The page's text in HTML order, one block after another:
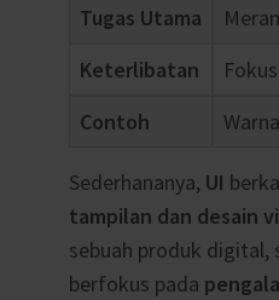
Tugas Utama
Keterlibatan
Contoh
Sederhananya, UI
tampilan dan desain
sebuah produk digital,
berfokus pada